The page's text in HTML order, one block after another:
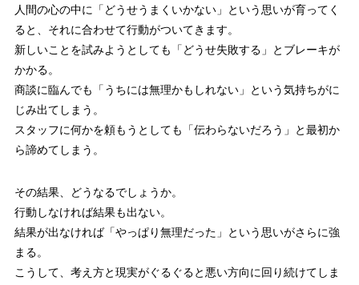
人間の心の中に「どうせうまくいかない」という思いが育ってく
ると、それに合わせて行動がついてきます。
新しいことを試みようとしても「どうせ失敗する」とブレーキが
かかる。
商談に臨んでも「うちには無理かもしれない」という気持ちがに
じみ出てしまう。
スタッフに何かを頼もうとしても「伝わらないだろう」と最初か
ら諦めてしまう。
その結果、どうなるでしょうか。
行動しなければ結果も出ない。
結果が出なければ「やっぱり無理だった」という思いがさらに強
まる。
こうして、考え方と現実がぐるぐると悪い方向に回り続けてしま